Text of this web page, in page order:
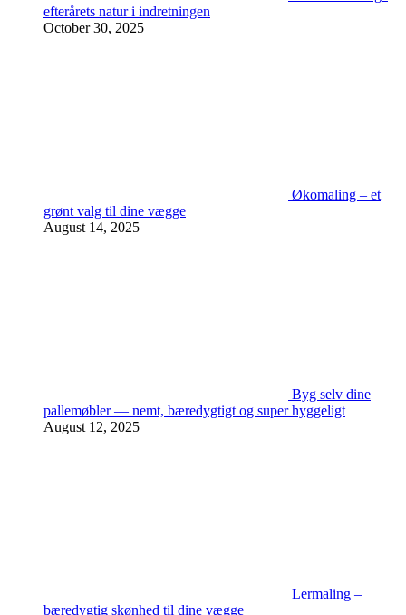
efterårets natur i indretningen
October 30, 2025
Økomaling – et
grønt valg til dine vægge
August 14, 2025
Byg selv dine
pallemøbler — nemt, bæredygtigt og super hyggeligt
August 12, 2025
Lermaling –
bæredygtig skønhed til dine vægge